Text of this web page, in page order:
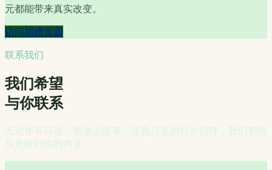
元都能带来真实改变。
访问捐赠页面
联系我们
我们希望
与你联系
无论你有问题、想做志愿者，还是只是想打个招呼，我们都很
乐意听到你的声音。